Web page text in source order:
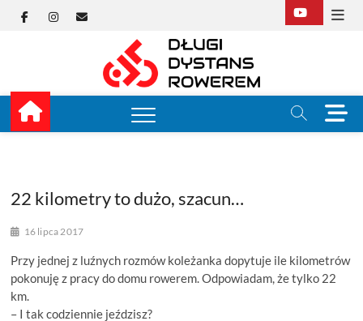
Facebook
Instagram
E-
Długi
M
e
n
22 kilometry to dużo, szacun…
16 lipca 2017
Przy jednej z luźnych rozmów koleżanka dopytuje ile kilometrów
pokonuję z pracy do domu rowerem. Odpowiadam, że tylko 22
km.
– I tak codziennie jeździsz?